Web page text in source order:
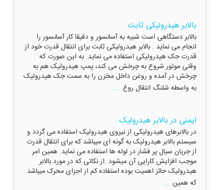
بالابر هیدرولیکی ثابت
بالابر دستگاهی است شبیه به آسانسور و دقیقا کار آسانسور را
انجام می نماید . بالابر هیدرولیکی ثابت برای انتقال قدرت خود از
قدرت جک هیدرولیکی استفاده می نماید. به این صورت که
وقتی موتور شروع به چرخش می کند، پمپ هیدرولیک هم به
چرخش در آمده و روغن داخل مخزن را به سمت جک هیدرولیک
به واسطه شلنگ انتقال روغ ...
ایمنی در بالابر هیدرولیک
در بالابرهای هیدرولیکی از نیروی هیدرولیک استفاده می گردد و
سیستم بالابر هیدرولیک به گونه ای میباشد که برای انتقال قدرت
از جریان سیال پر فشار در لوله ها استفاده می نماید. همین امر
موجب افزایش کارایی آن میشود .از نکاتی که در مورد بالابر
هیدرولیک حائز اهمیت بوده استفاده کم از اجزای محرک میباشد
که همین ...